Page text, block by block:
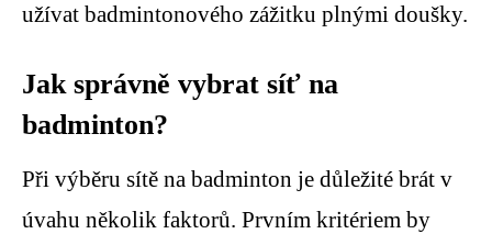
užívat badmintonového zážitku plnými doušky.
Jak správně vybrat síť na
badminton?
Při výběru sítě na badminton je důležité brát v
úvahu několik faktorů. Prvním kritériem by